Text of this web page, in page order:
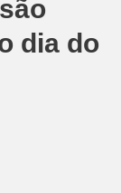
dia do